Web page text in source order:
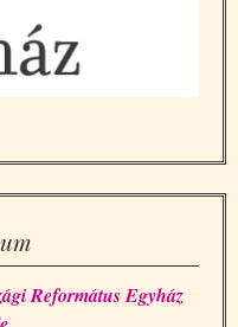
Református Egyház